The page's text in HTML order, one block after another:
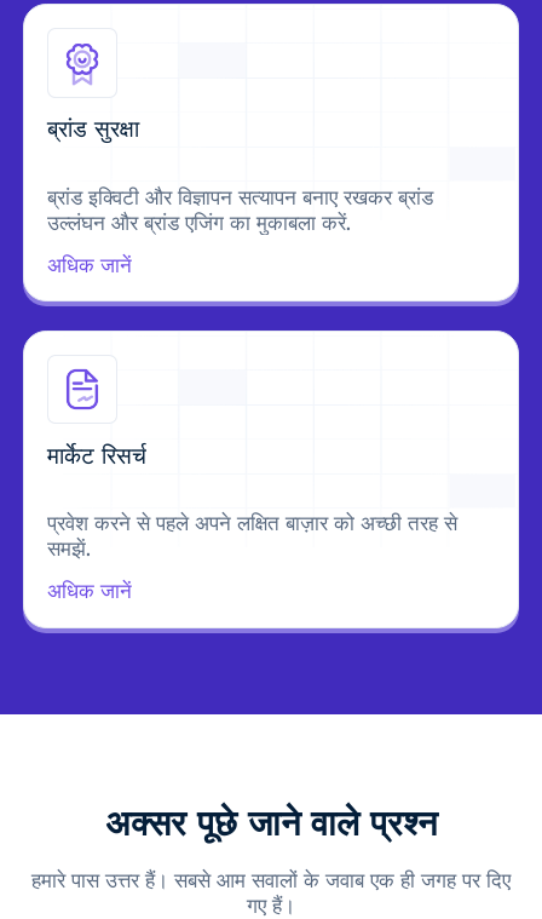
ब्रांड सुरक्षा
ब्रांड इक्विटी और विज्ञापन सत्यापन बनाए रखकर ब्रांड
उल्लंघन और ब्रांड एजिंग का मुकाबला करें.
अधिक जानें
मार्केट रिसर्च
प्रवेश करने से पहले अपने लक्षित बाज़ार को अच्छी तरह से
समझें.
अधिक जानें
अक्सर पूछे जाने वाले प्रश्न
हमारे पास उत्तर हैं। सबसे आम सवालों के जवाब एक ही जगह पर दिए
गए हैं।